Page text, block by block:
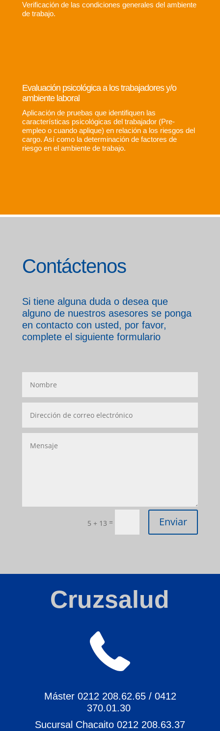
Verificación de las condiciones generales del ambiente
de trabajo.
Evaluación psicológica a los trabajadores y/o
ambiente laboral
Aplicación de pruebas que identifiquen las
características psicológicas del trabajador (Pre-
empleo o cuando aplique) en relación a los riesgos del
cargo. Así como la determinación de factores de
riesgo en el ambiente de trabajo.
Contáctenos
Si tiene alguna duda o desea que
alguno de nuestros asesores se ponga
en contacto con usted, por favor,
complete el siguiente formulario
5 + 13 = Enviar
Cruzsalud
Máster 0212 208.62.65 / 0412
370.01.30
Sucursal Chacaito 0212 208.63.37